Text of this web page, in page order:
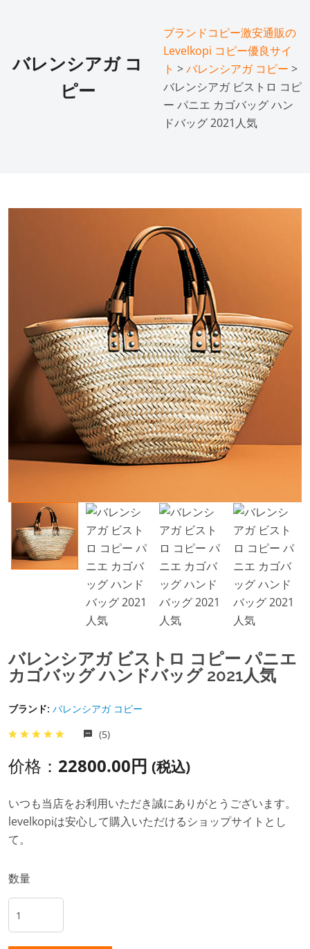
バレンシアガ コ
ピー
ブランドコピー激安通販の
Levelkopi コピー優良サイ
ト >バレンシアガ コピー >
バレンシアガ ビストロ コピ
ー パニエ カゴバッグ ハン
ドバッグ 2021人気
バレンシアガ ビストロ コピー パニエ
カゴバッグ ハンドバッグ 2021人気
ブランド: バレンシアガ コピー
(5)
价格： 22800.00円 (税込)
いつも当店をお利用いただき誠にありがとうございます。
levelkopiは安心して購入いただけるショップサイトとし
て。
数量